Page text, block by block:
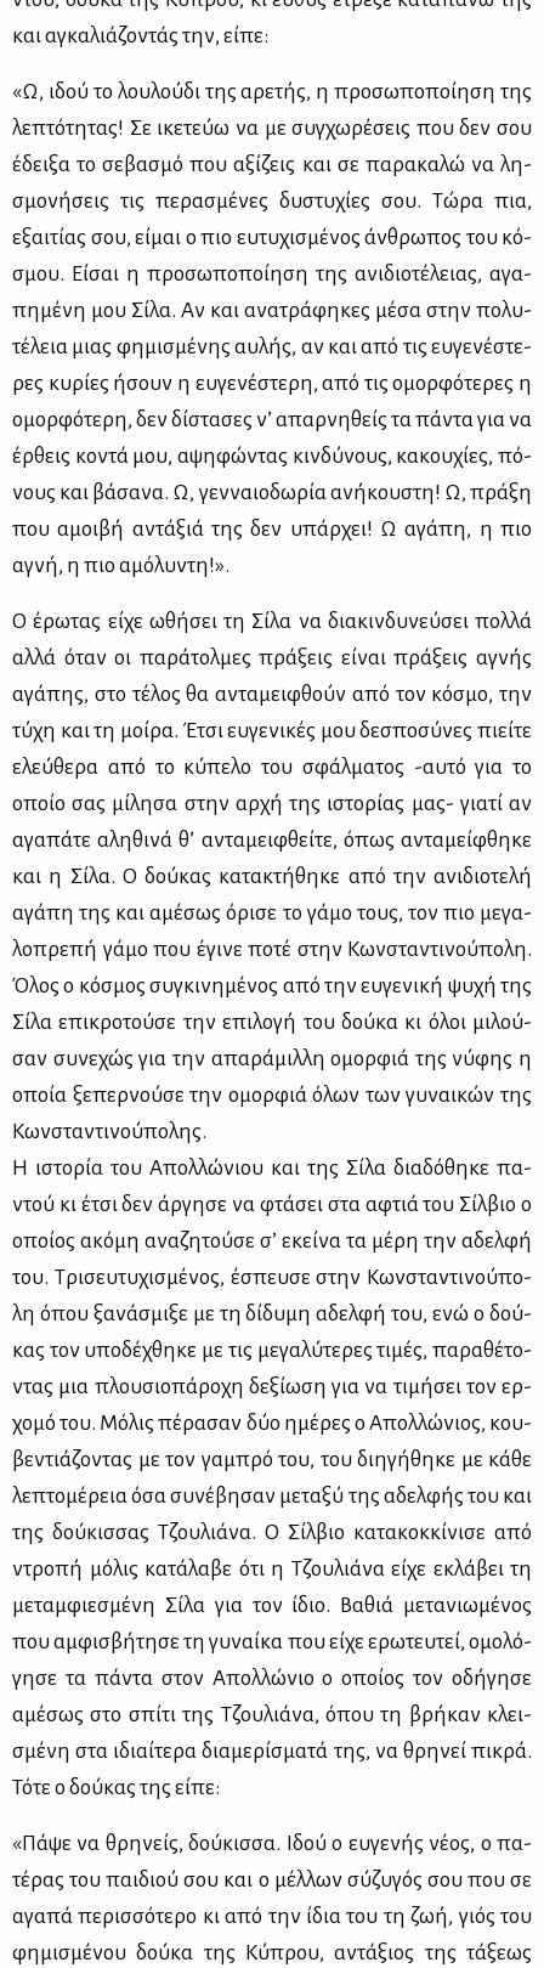
και αγκα­λιά­ζο­ντάς την, εί­πε:
«Ω, ιδού το λου­λού­δι της αρε­τής, η προ­σω­πο­ποί­η­ση της
λε­πτό­τη­τας! Σε ικε­τεύω να με συγ­χω­ρέ­σεις που δεν σου
έδει­ξα το σε­βα­σμό που αξί­ζεις και σε πα­ρα­κα­λώ να λη­
σμο­νή­σεις τις πε­ρα­σμέ­νες δυ­στυ­χί­ες σου. Τώ­ρα πια,
εξαι­τί­ας σου, εί­μαι ο πιο ευ­τυ­χι­σμέ­νος άν­θρω­πος του κό­
σμου. Εί­σαι η προ­σω­πο­ποί­η­ση της ανι­διο­τέ­λειας, αγα­
πη­μέ­νη μου Σί­λα. Αν και ανα­τρά­φη­κες μέ­σα στην πο­λυ­
τέ­λεια μιας φη­μι­σμέ­νης αυ­λής, αν και από τις ευ­γε­νέ­στε­
ρες κυ­ρί­ες ήσουν η ευ­γε­νέ­στε­ρη, από τις ομορ­φό­τε­ρες η
ομορ­φό­τε­ρη, δεν δί­στα­σες ν’ απαρ­νη­θείς τα πά­ντα για να
έρ­θεις κο­ντά μου, αψη­φώ­ντας κιν­δύ­νους, κα­κου­χί­ες, πό­
νους και βά­σα­να. Ω, γεν­ναιο­δω­ρία ανή­κου­στη! Ω, πρά­ξη
που αμοι­βή αντά­ξιά της δεν υπάρ­χει! Ω αγά­πη, η πιο
αγνή, η πιο αμό­λυ­ντη!».
Ο έρω­τας εί­χε ωθή­σει τη Σί­λα να δια­κιν­δυ­νεύ­σει πολ­λά
αλ­λά όταν οι πα­ρά­τολ­μες πρά­ξεις εί­ναι πρά­ξεις αγνής
αγά­πης, στο τέ­λος θα αντα­μει­φθούν από τον κό­σμο, την
τύ­χη και τη μοί­ρα. Έτσι ευ­γε­νι­κές μου δε­σπο­σύ­νες πιεί­τε
ελεύ­θε­ρα από το κύ­πε­λο του σφάλ­μα­τος -αυ­τό για το
οποίο σας μί­λη­σα στην αρ­χή της ιστο­ρί­ας μας- για­τί αν
αγα­πά­τε αλη­θι­νά θ’ αντα­μει­φθεί­τε, όπως αντα­μεί­φθη­κε
και η Σί­λα. Ο δού­κας κα­τα­κτή­θη­κε από την ανι­διο­τε­λή
αγά­πη της και αμέ­σως όρι­σε το γά­μο τους, τον πιο με­γα­
λο­πρε­πή γά­μο που έγι­νε πο­τέ στην Κων­στα­ντι­νού­πο­λη.
Όλος ο κό­σμος συ­γκι­νη­μέ­νος από την ευ­γε­νι­κή ψυ­χή της
Σί­λα επι­κρο­τού­σε την επι­λο­γή του δού­κα κι όλοι μι­λού­
σαν συ­νε­χώς για την απα­ρά­μιλ­λη ομορ­φιά της νύ­φης η
οποία ξε­περ­νού­σε την ομορ­φιά όλων των γυ­ναι­κών της
Κων­στα­ντι­νού­πο­λης.
Η ιστο­ρία του Απολ­λώ­νιου και της Σί­λα δια­δό­θη­κε πα­
ντού κι έτσι δεν άρ­γη­σε να φτά­σει στα αφτιά του Σίλ­βιο ο
οποί­ος ακό­μη ανα­ζη­τού­σε σ’ εκεί­να τα μέ­ρη την αδελ­φή
του. Τρι­σευ­τυ­χι­σμέ­νος, έσπευ­σε στην Κων­στα­ντι­νού­πο­
λη όπου ξα­νά­σμι­ξε με τη δί­δυ­μη αδελ­φή του, ενώ ο δού­
κας τον υπο­δέ­χθη­κε με τις με­γα­λύ­τε­ρες τι­μές, πα­ρα­θέ­το­
ντας μια πλου­σιο­πά­ρο­χη δε­ξί­ω­ση για να τι­μή­σει τον ερ­
χο­μό του. Μό­λις πέ­ρα­σαν δύο ημέ­ρες ο Απολ­λώ­νιος, κου­
βε­ντιά­ζο­ντας με τον γα­μπρό του, του δι­η­γή­θη­κε με κά­θε
λε­πτο­μέ­ρεια όσα συ­νέ­βη­σαν με­τα­ξύ της αδελ­φής του και
της δού­κισ­σας Τζου­λιά­να. Ο Σίλ­βιο κα­τα­κοκ­κί­νι­σε από
ντρο­πή μό­λις κα­τά­λα­βε ότι η Τζου­λιά­να εί­χε εκλά­βει τη
με­ταμ­φιε­σμέ­νη Σί­λα για τον ίδιο. Βα­θιά με­τα­νιω­μέ­νος
που αμ­φι­σβή­τη­σε τη γυ­ναί­κα που εί­χε ερω­τευ­τεί, ομο­λό­
γη­σε τα πά­ντα στον Απολ­λώ­νιο ο οποί­ος τον οδή­γη­σε
αμέ­σως στο σπί­τι της Τζου­λιά­να, όπου τη βρή­καν κλει­
σμέ­νη στα ιδιαί­τε­ρα δια­με­ρί­σμα­τά της, να θρη­νεί πι­κρά.
Τό­τε ο δού­κας της εί­πε:
«Πά­ψε να θρη­νείς, δού­κισ­σα. Ιδού ο ευ­γε­νής νέ­ος, ο πα­
τέ­ρας του παι­διού σου και ο μέλ­λων σύ­ζυ­γός σου που σε
αγα­πά πε­ρισ­σό­τε­ρο κι από την ίδια του τη ζωή, γιός του
φη­μι­σμέ­νου δού­κα της Κύ­πρου, αντά­ξιος της τά­ξε­ως